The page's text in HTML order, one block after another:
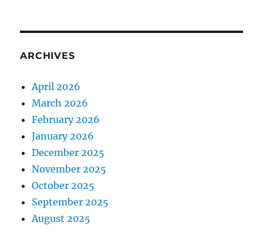
ARCHIVES
April 2026
March 2026
February 2026
January 2026
December 2025
November 2025
October 2025
September 2025
August 2025